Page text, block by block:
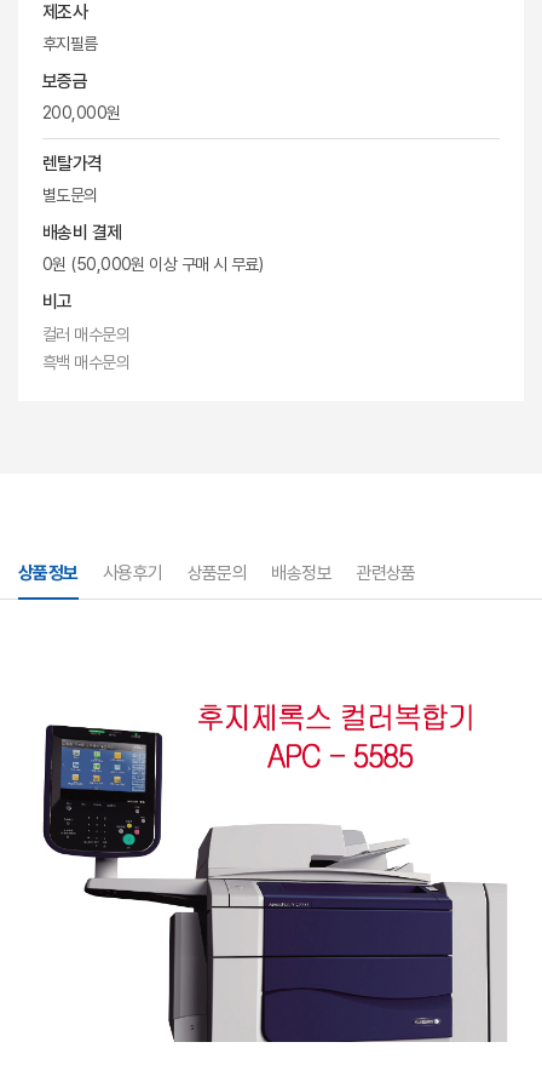
제조사
후지필름
보증금
200,000원
렌탈가격
별도문의
배송비 결제
0원 (50,000원 이상 구매 시 무료)
비고
컬러 매수문의
흑백 매수문의
상품정보 사용후기 상품문의 배송정보 관련상품